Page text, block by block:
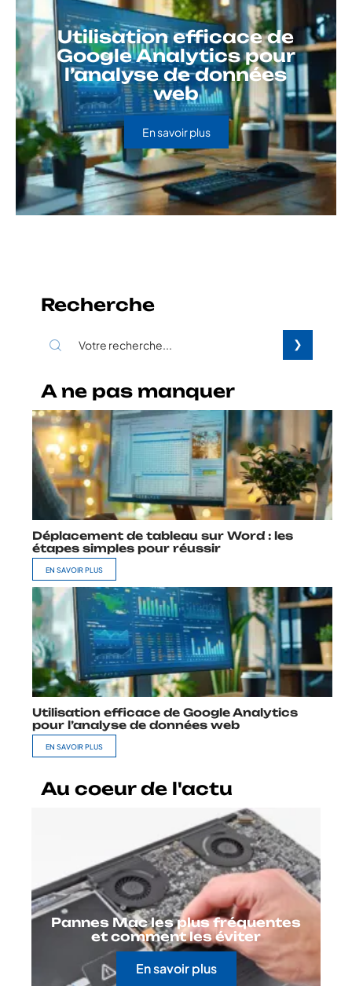
Utilisation efficace de
Google Analytics pour
l’analyse de données
web
En savoir plus
Recherche
A ne pas manquer
Déplacement de tableau sur Word : les
étapes simples pour réussir
EN SAVOIR PLUS
Utilisation efficace de Google Analytics
pour l’analyse de données web
EN SAVOIR PLUS
Au coeur de l'actu
Pannes Mac les plus fréquentes
et comment les éviter
En savoir plus